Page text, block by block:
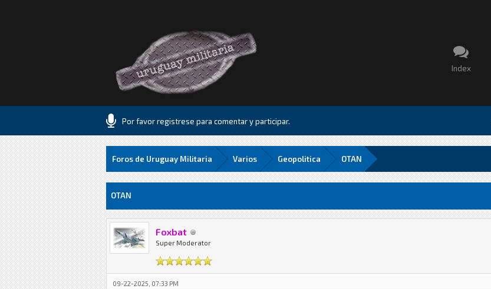
Index
Por favor registrese para comentar y participar.
Foros de Uruguay Militaria Varios Geopolitica OTAN
0 voto(s) - 0 Media
1
2
3
4
5 OTAN
Foxbat
Super Moderator
09-22-2025, 07:33 PM